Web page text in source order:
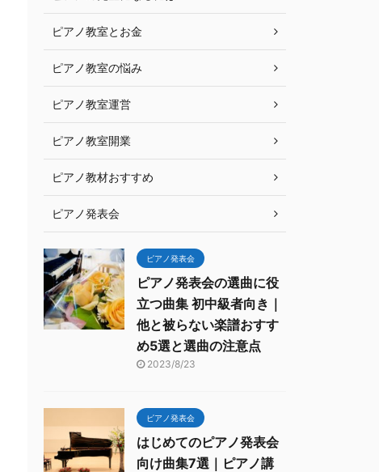
ピアノ教室とお金
ピアノ教室の悩み
ピアノ教室運営
ピアノ教室開業
ピアノ教材おすすめ
ピアノ発表会
ピアノ発表会
ピアノ発表会の選曲に役
立つ曲集 初中級者向き｜
他と被らない楽譜おすす
め5選と選曲の注意点
2023/8/23
ピアノ発表会
はじめてのピアノ発表会
向け曲集7選｜ピアノ講